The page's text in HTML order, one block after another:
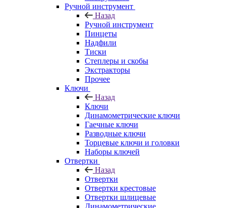
Ручной инструмент
Назад
Ручной инструмент
Пинцеты
Надфили
Тиски
Степлеры и скобы
Экстракторы
Прочее
Ключи
Назад
Ключи
Динамометрические ключи
Гаечные ключи
Разводные ключи
Торцевые ключи и головки
Наборы ключей
Отвертки
Назад
Отвертки
Отвертки крестовые
Отвертки шлицевые
Динамометрические